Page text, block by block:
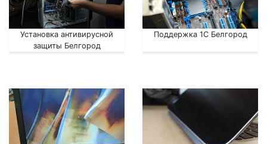
Установка антивирусной
защиты Белгород
Поддержка 1С Белгород